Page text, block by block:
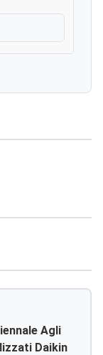
Agli
Daikin